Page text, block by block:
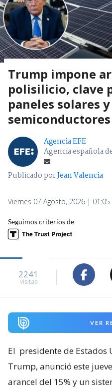
Trump impone
polisilicio, clave
paneles solares y
semiconductores
Agencia EFE
Agencia española
Publicado porJean Valencia
Viernes 07 Agosto, 2026 | 01:05
Seguimos criterios de
2241
visitas
VER
El presidente de Estados
Trump, anunció este
arancel del 15% y un